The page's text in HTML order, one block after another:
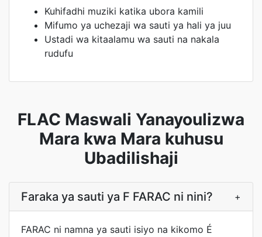
Kuhifadhi muziki katika ubora kamili
Mifumo ya uchezaji wa sauti ya hali ya juu
Ustadi wa kitaalamu wa sauti na nakala
rudufu
FLAC Maswali Yanayoulizwa
Mara kwa Mara kuhusu
Ubadilishaji
Faraka ya sauti ya F FARAC ni nini? +
FARAC ni namna ya sauti isiyo na kikomo É